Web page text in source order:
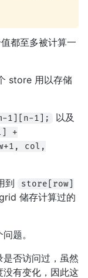
都至多被计算一
store 用以存储
1][n-1]; 以及
+
col,
到
store[row]
储存计算过的
题。
否访问过，虽然
没有变化，因此这